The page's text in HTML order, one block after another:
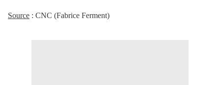
Source : CNC (Fabrice Ferment)